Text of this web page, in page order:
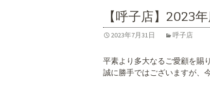
o
k
【呼子店】2023
2023年7月31日 呼子店
平素より多大なるご愛顧を賜
誠に勝手ではございますが、